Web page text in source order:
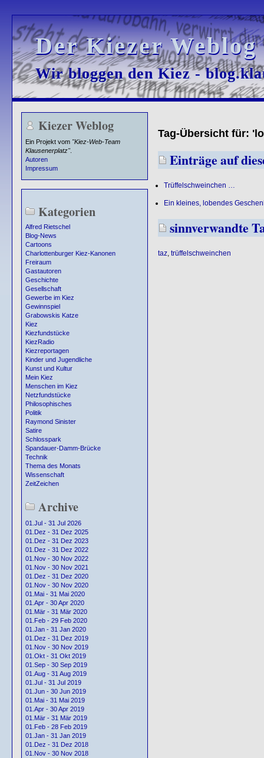
Der Kiezer
Der Kiezer
Wir bloggen den Kiez -
Wir bloggen den Kiez -
Kiezer Weblog
Ein Projekt vom "Kiez-Web-Team
Klausenerplatz".
Autoren
Impressum
Kategorien
Alfred Rietschel
Blog-News
Cartoons
Charlottenburger Kiez-Kanonen
Freiraum
Gastautoren
Geschichte
Gesellschaft
Gewerbe im Kiez
Gewinnspiel
Grabowskis Katze
Kiez
Kiezfundstücke
KiezRadio
Kiezreportagen
Kinder und Jugendliche
Kunst und Kultur
Mein Kiez
Menschen im Kiez
Netzfundstücke
Philosophisches
Politik
Raymond Sinister
Satire
Schlosspark
Spandauer-Damm-Brücke
Technik
Thema des Monats
Wissenschaft
ZeitZeichen
Archive
01.Jul - 31 Jul 2026
01.Dez - 31 Dez 2025
01.Dez - 31 Dez 2023
01.Dez - 31 Dez 2022
01.Nov - 30 Nov 2022
01.Nov - 30 Nov 2021
01.Dez - 31 Dez 2020
01.Nov - 30 Nov 2020
01.Mai - 31 Mai 2020
01.Apr - 30 Apr 2020
01.Mär - 31 Mär 2020
01.Feb - 29 Feb 2020
01.Jan - 31 Jan 2020
01.Dez - 31 Dez 2019
01.Nov - 30 Nov 2019
01.Okt - 31 Okt 2019
01.Sep - 30 Sep 2019
01.Aug - 31 Aug 2019
01.Jul - 31 Jul 2019
01.Jun - 30 Jun 2019
01.Mai - 31 Mai 2019
01.Apr - 30 Apr 2019
01.Mär - 31 Mär 2019
01.Feb - 28 Feb 2019
01.Jan - 31 Jan 2019
01.Dez - 31 Dez 2018
01.Nov - 30 Nov 2018
Tag-Übersicht für:
Einträge auf
Trüffelschweinchen …
Ein kleines, lobendes
sinnverwandte
taz, trüffelschweinchen